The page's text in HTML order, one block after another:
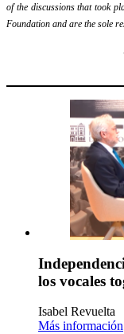
of the discussions that took
Foundation and are the sole
los vocales
Isabel Revuelta
Más información